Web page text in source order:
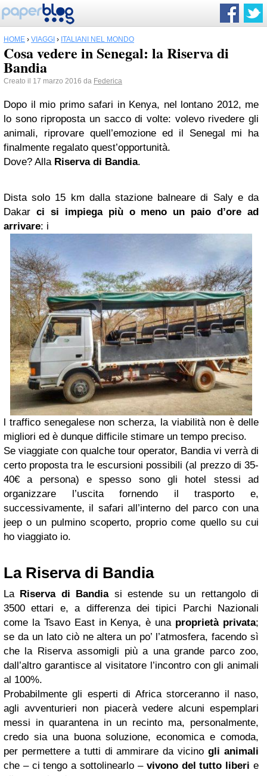
HOME › VIAGGI › ITALIANI NEL MONDO
Cosa vedere in Senegal: la Riserva di
Bandia
Creato il 17 marzo 2016 da Federica
Dopo il mio primo safari in Kenya, nel lontano 2012, me
lo sono riproposta un sacco di volte: volevo rivedere gli
animali, riprovare quell’emozione ed il Senegal mi ha
finalmente regalato quest’opportunità.
Dove? Alla Riserva di Bandia.
Dista solo 15 km dalla stazione balneare di Saly e da
Dakar ci si impiega più o meno un paio d’ore ad
arrivare: i
l traffico senegalese non scherza, la viabilità non è delle
migliori ed è dunque difficile stimare un tempo preciso.
Se viaggiate con qualche tour operator, Bandia vi verrà di
certo proposta tra le escursioni possibili (al prezzo di 35-
40€ a persona) e spesso sono gli hotel stessi ad
organizzare l’uscita fornendo il trasporto e,
successivamente, il safari all’interno del parco con una
jeep o un pulmino scoperto, proprio come quello su cui
ho viaggiato io.
La Riserva di Bandia
LaRiserva di Bandia si estende su un rettangolo di
3500 ettari e, a differenza dei tipici Parchi Nazionali
come la Tsavo East in Kenya, è una proprietà privata;
se da un lato ciò ne altera un po’ l’atmosfera, facendo sì
che la Riserva assomigli più a una grande parco zoo,
dall’altro garantisce al visitatore l’incontro con gli animali
al 100%.
Probabilmente gli esperti di Africa storceranno il naso,
agli avventurieri non piacerà vedere alcuni espemplari
messi in quarantena in un recinto ma, personalmente,
credo sia una buona soluzione, economica e comoda,
per permettere a tutti di ammirare da vicinogli animali
che – ci tengo a sottolinearlo –vivono del tutto liberi e